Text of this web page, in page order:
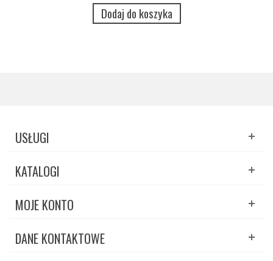
Dodaj do koszyka
USŁUGI
KATALOGI
MOJE KONTO
DANE KONTAKTOWE